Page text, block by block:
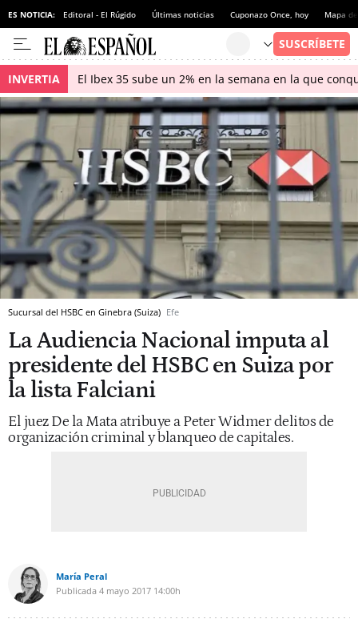
ES NOTICIA: Editoral - El Rúgido Últimas noticias Cuponazo Once, hoy Mapa
INVERTIA El Ibex 35 sube un 2% en la semana en la que
Sucursal del HSBC en Ginebra (Suiza) Efe
La Audiencia Nacional imputa al
presidente del HSBC en Suiza por
la lista Falciani
El juez De la Mata atribuye a Peter Widmer delitos de
organización criminal y blanqueo de capitales.
María Peral
Publicada 4 mayo 2017 14:00h